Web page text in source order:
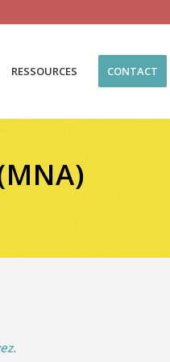
RESSOURCES CONTACT